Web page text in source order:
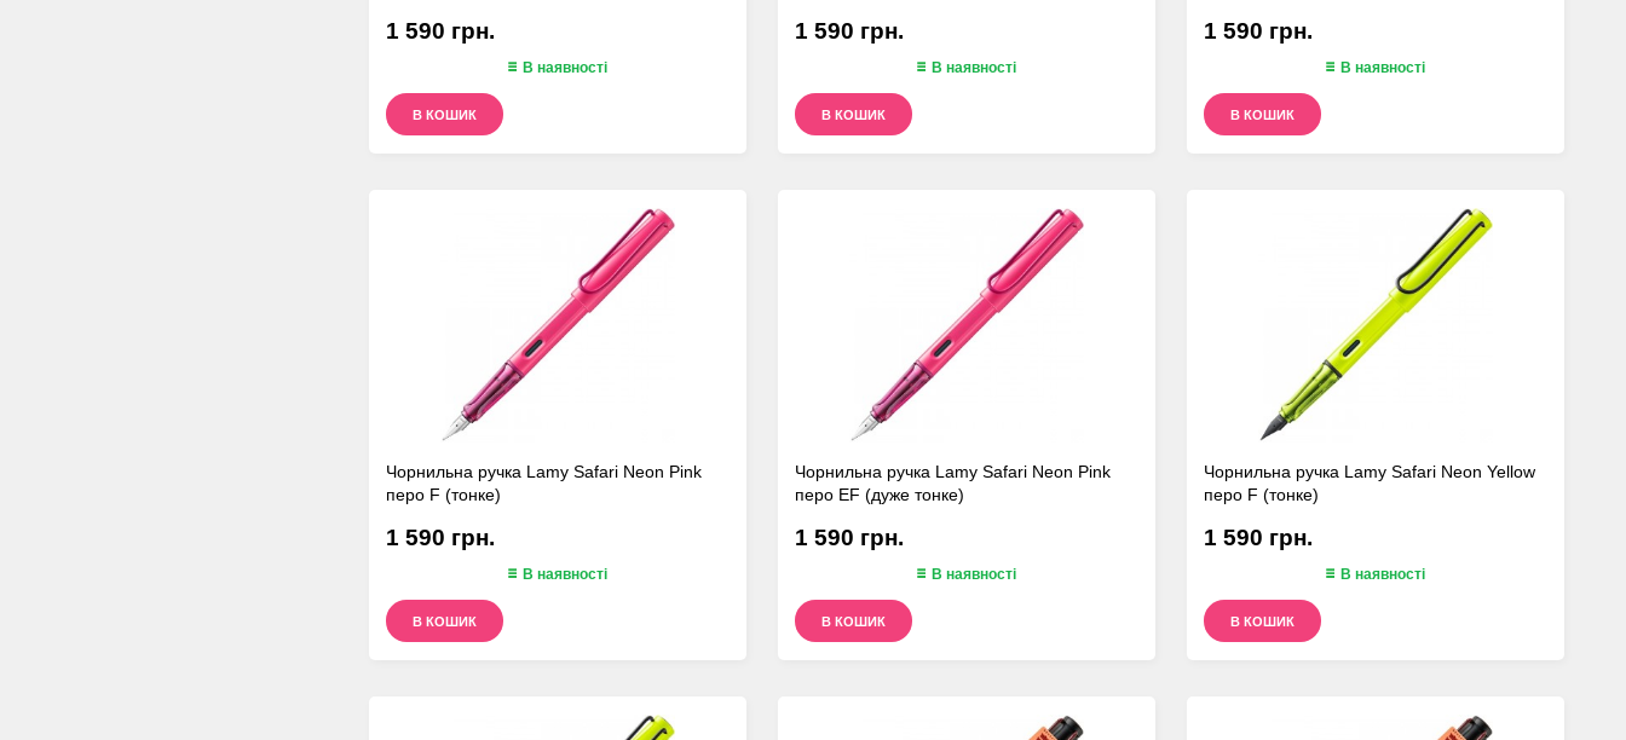
1 590 грн.
В наявності
В КОШИК
1 590 грн.
В наявності
В КОШИК
1 590 грн.
В наявності
В КОШИК
Чорнильна ручка Lamy Safari Neon Pink
перо F (тонке)
1 590 грн.
В наявності
В КОШИК
Чорнильна ручка Lamy Safari Neon Pink
перо EF (дуже тонке)
1 590 грн.
В наявності
В КОШИК
Чорнильна ручка Lamy Safari Neon Yellow
перо F (тонке)
1 590 грн.
В наявності
В КОШИК